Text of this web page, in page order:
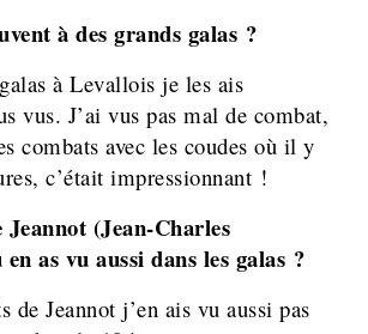
à des grands galas ?
à Levallois je les ais
vus. J’ai vus pas mal de combat,
combats avec les coudes où il y
c’était impressionnant !
Jeannot (Jean-Charles
as vu aussi dans les galas ?
de Jeannot j’en ais vu aussi pas